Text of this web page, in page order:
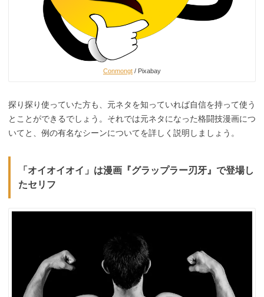
Conmongt / Pixabay
探り探り使っていた方も、元ネタを知っていれば自信を持って使う
とことができるでしょう。それでは元ネタになった格闘技漫画につ
いてと、例の有名なシーンについてを詳しく説明しましょう。
「オイオイオイ」は漫画『グラップラー刃牙』で登場し
たセリフ